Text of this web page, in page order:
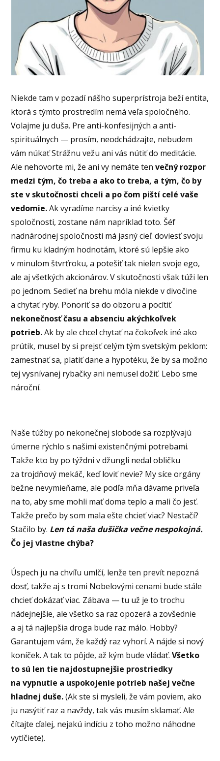
Niekde tam v pozadí nášho superprístroja beží entita,
ktorá s týmto prostredím nemá veľa spoločného.
Volajme ju duša. Pre anti-konfesijných a anti-
spirituálnych — prosím, neodchádzajte, nebudem
vám núkať Strážnu vežu ani vás nútiť do meditácie.
Ale nehovorte mi, že ani vy nemáte tenvečný rozpor
medzi tým, čo treba a ako to treba, a tým, čo by
ste v skutočnosti chceli a po čom piští celé vaše
vedomie.Ak vyradíme narcisy a iné kvietky
spoločnosti, zostane nám napríklad toto. Šéf
nadnárodnej spoločnosti má jasný cieľ: doviesť svoju
firmu ku kladným hodnotám, ktoré sú lepšie ako
v minulom štvrťroku, a potešiť tak nielen svoje ego,
ale aj všetkých akcionárov. V skutočnosti však túži len
po jednom. Sedieť na brehu móla niekde v divočine
a chytať ryby. Ponoriť sa do obzoru a pocítiť
nekonečnosť času a absenciu akýchkoľvek
potrieb.Ak by ale chcel chytať na čokoľvek iné ako
prútik, musel by si prejsť celým tým svetským peklom:
zamestnať sa, platiť dane a hypotéku, že by sa možno
tej vysnívanej rybačky ani nemusel dožiť. Lebo sme
nároční.
Naše túžby po nekonečnej slobode sa rozplývajú
úmerne rýchlo s našimi existenčnými potrebami.
Takže kto by po týždni v džungli nedal obličku
za trojdňový mekáč, keď loviť nevie? My síce orgány
bežne nevymieňame, ale podľa mňa dávame priveľa
na to, aby sme mohli mať doma teplo a mali čo jesť.
Takže prečo by som mala ešte chcieť viac? Nestačí?
Stačilo by. Len tá naša dušička večne nespokojná.
Čo jej vlastne chýba?
Úspech ju na chvíľu umlčí, lenže ten prevít nepozná
dosť, takže aj s tromi Nobelovými cenami bude stále
chcieť dokázať viac. Zábava — tu už je to trochu
nádejnejšie, ale všetko sa raz opozerá a zovšednie
a aj tá najlepšia droga bude raz málo. Hobby?
Garantujem vám, že každý raz vyhorí. A nájde si nový
koníček. A tak to pôjde, až kým bude vládať.Všetko
to sú len tie najdostupnejšie prostriedky
na vypnutie a uspokojenie potrieb našej večne
hladnej duše.(Ak ste si mysleli, že vám poviem, ako
ju nasýtiť raz a navždy, tak vás musím sklamať. Ale
čítajte ďalej, nejakú indíciu z toho možno náhodne
vytlčiete).